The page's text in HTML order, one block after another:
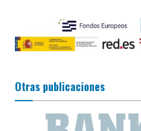
Otras publicaciones